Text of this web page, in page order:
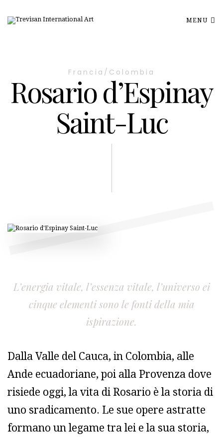
MENU
Francia/Colombia
Rosario d’Espinay
Saint-Luc
L’energia vitale, l’essenza vitale, l’universo ei
cinque elementi sono le fonti della mia
ispirazione.
Dalla Valle del Cauca, in Colombia, alle
Ande ecuadoriane, poi alla Provenza dove
risiede oggi, la vita di Rosario è la storia di
uno sradicamento. Le sue opere astratte
formano un legame tra lei e la sua storia,